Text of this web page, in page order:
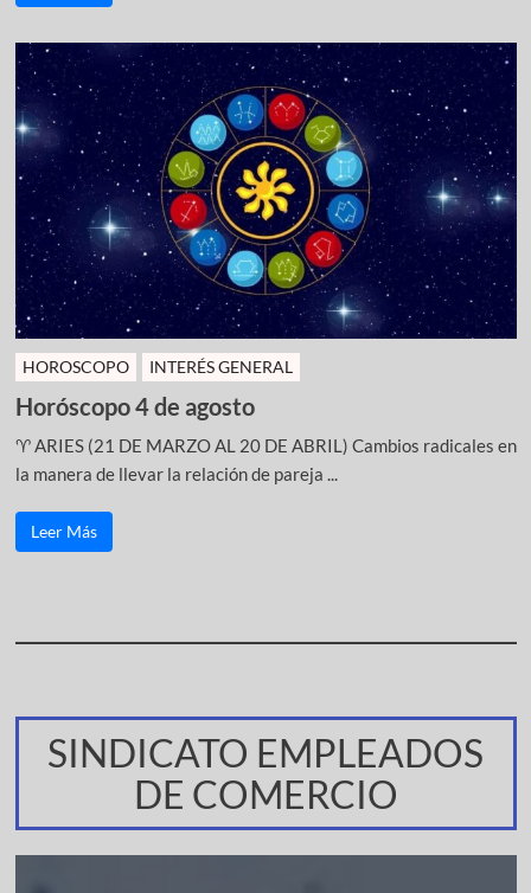
HOROSCOPO INTERÉS GENERAL
Horóscopo 4 de agosto
♈ ARIES (21 DE MARZO AL 20 DE ABRIL) Cambios radicales en
la manera de llevar la relación de pareja ...
Leer Más
SINDICATO EMPLEADOS
DE COMERCIO